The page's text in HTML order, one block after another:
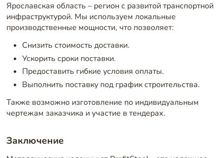
Ярославская область – регион с развитой транспортной
инфраструктурой. Мы используем локальные
производственные мощности, что позволяет:
Снизить стоимость доставки.
Ускорить сроки поставки.
Предоставить гибкие условия оплаты.
Выполнить поставку под график строительства.
Также возможно изготовление по индивидуальным
чертежам заказчика и участие в тендерах.
Заключение